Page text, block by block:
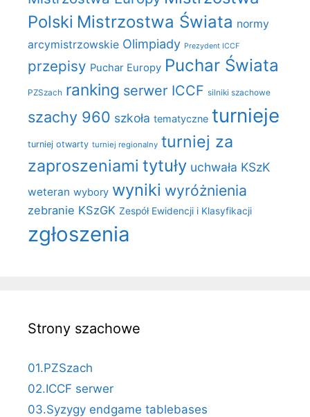
Polski Mistrzostwa Świata normy
arcymistrzowskie Olimpiady Prezydent ICCF
przepisy Puchar Europy Puchar Świata
PZSzach ranking serwer ICCF silniki szachowe
szachy 960 szkoła tematyczne turnieje
turniej otwarty turniej regionalny turniej za
zaproszeniami tytuły uchwała KSzK
weteran wybory wyniki wyróżnienia
zebranie KSzGK Zespół Ewidencji i Klasyfikacji
zgłoszenia
Strony szachowe
01.PZSzach
02.ICCF serwer
03.Syzygy endgame tablebases